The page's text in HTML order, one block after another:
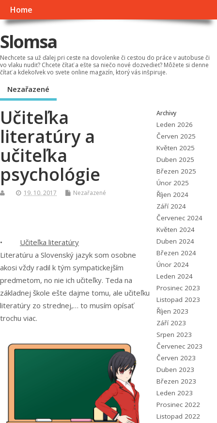
Home
Slomsa
Nechcete sa už ďalej pri ceste na dovolenke či cestou do práce v autobuse či
vo vlaku nudiť? Chcete čítať a ešte sa niečo nové dozvedieť? Môžete si denne
čítať a kdekoľvek vo svete online magazín, ktorý vás inšpiruje.
Nezařazené
Učiteľka
literatúry a
učiteľka
psychológie
19. 10. 2017 Nezařazené
• Učiteľka literatúry
Literatúru a Slovenský jazyk som osobne
akosi vždy radil k tým sympatickejším
predmetom, no nie ich učiteľky. Teda na
základnej škole ešte dajme tomu, ale učiteľku
literatúry zo strednej,… to musím opísať
trochu viac.
Archivy
Leden 2026
Červen 2025
Květen 2025
Duben 2025
Březen 2025
Únor 2025
Říjen 2024
Září 2024
Červenec 2024
Květen 2024
Duben 2024
Březen 2024
Únor 2024
Leden 2024
Prosinec 2023
Listopad 2023
Říjen 2023
Září 2023
Srpen 2023
Červenec 2023
Červen 2023
Duben 2023
Březen 2023
Leden 2023
Prosinec 2022
Listopad 2022